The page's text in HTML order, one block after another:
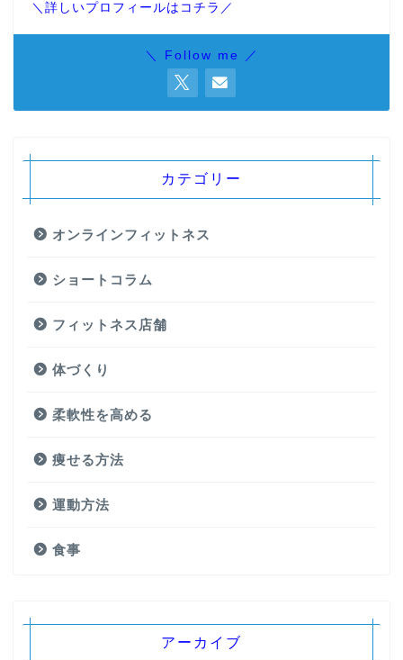
＼詳しいプロフィールはコチラ／
＼ Follow me ／
カテゴリー
オンラインフィットネス
ショートコラム
フィットネス店舗
体づくり
柔軟性を高める
痩せる方法
運動方法
食事
アーカイブ